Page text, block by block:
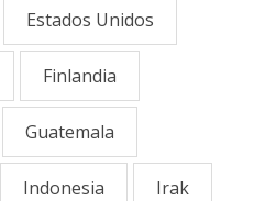
Estados Unidos
Finlandia
Guatemala
Indonesia Irak